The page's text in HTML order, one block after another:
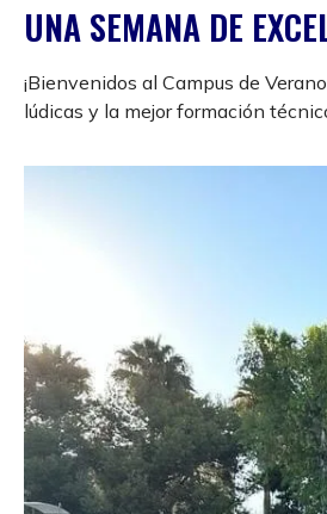
UNA SEMANA DE
¡Bienvenidos al Campus de
lúdicas y la mejor formación